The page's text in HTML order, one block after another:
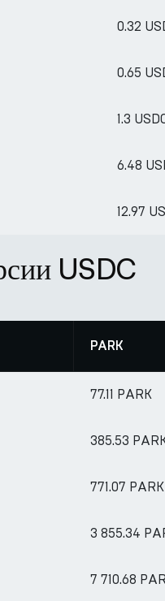
0.32
0.65
1.3
6.48
12.97
USDC
PARK
77.11 PARK
385.53
771.07 PARK
3 855.34
7 710.68